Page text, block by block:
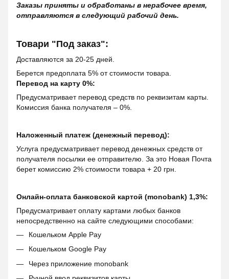
Заказы приняты и обработаны в нерабочее время,
отправляются в следующий рабочий день.
Товари "Под заказ":
Доставляются за 20-25 дней.
Берется предоплата 5% от стоимости товара.
Перевод на карту 0%:
Предусматривает перевод средств по реквизитам карты.
Комиссия банка получателя – 0%.
Наложенный платеж (денежный перевод):
Услуга предусматривает перевод денежных средств от
получателя посылки ее отправителю. За это Новая Почта
берет комиссию 2% стоимости товара + 20 грн.
Онлайн-оплата банковской картой (monobank) 1,3%:
Предусматривает оплату картами любых банков
непосредственно на сайте следующими способами:
Кошельком Apple Pay
Кошельком Google Pay
Через приложение monobank